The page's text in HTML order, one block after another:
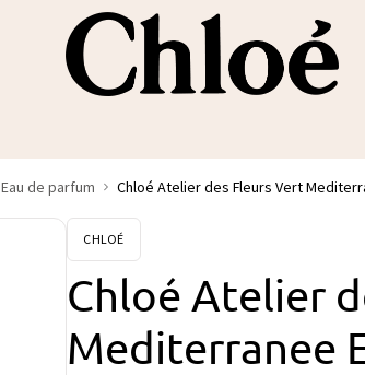
Eau de parfum Chloé Atelier des Fleurs Vert
CHLOÉ
Chloé Atelier
Mediterranee